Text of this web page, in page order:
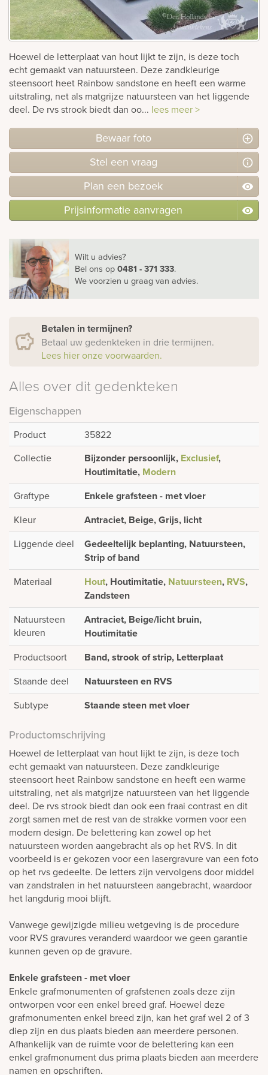
Bekijk
ook:
Hoewel de letterplaat van hout lijkt te zijn, is deze toch
echt gemaakt van natuursteen. Deze zandkleurige
steensoort heet Rainbow sandstone en heeft een warme
uitstraling, net als matgrijze natuursteen van het liggende
deel. De rvs strook biedt dan oo... lees meer >
Bewaar foto
Stel een vraag
Plan een bezoek
Prijsinformatie aanvragen
Wilt u advies?
Bel ons op0481 - 371 333.
We voorzien u graag van advies.
Betalen in termijnen?
Betaal uw gedenkteken in drie termijnen.
Lees hier onze voorwaarden.
Alles over dit gedenkteken
Eigenschappen
Product
35822
Collectie
Bijzonder persoonlijk, Exclusief,
Houtimitatie, Modern
Graftype Enkele grafsteen - met vloer
Kleur Antraciet, Beige, Grijs, licht
Liggende deel
Gedeeltelijk beplanting, Natuursteen,
Strip of band
Materiaal Hout, Houtimitatie, Natuursteen, RVS,
Zandsteen
Natuursteen
kleuren
Antraciet, Beige/licht bruin,
Houtimitatie
Productsoort Band, strook of strip, Letterplaat
Staande deel Natuursteen en RVS
Subtype Staande steen met vloer
Productomschrijving
Hoewel de letterplaat van hout lijkt te zijn, is deze toch
echt gemaakt van natuursteen. Deze zandkleurige
steensoort heet Rainbow sandstone en heeft een warme
uitstraling, net als matgrijze natuursteen van het liggende
deel. De rvs strook biedt dan ook een fraai contrast en dit
zorgt samen met de rest van de strakke vormen voor een
modern design. De belettering kan zowel op het
natuursteen worden aangebracht als op het RVS. In dit
voorbeeld is er gekozen voor een lasergravure van een foto
op het rvs gedeelte. De letters zijn vervolgens door middel
van zandstralen in het natuursteen aangebracht, waardoor
het langdurig mooi blijft.
Vanwege gewijzigde milieu wetgeving is de procedure
voor RVS gravures veranderd waardoor we geen garantie
kunnen geven op de gravure.
Enkele grafsteen - met vloer
Enkele grafmonumenten of grafstenen zoals deze zijn
ontworpen voor een enkel breed graf. Hoewel deze
grafmonumenten enkel breed zijn, kan het graf wel 2 of 3
diep zijn en dus plaats bieden aan meerdere personen.
Afhankelijk van de ruimte voor de belettering kan een
enkel grafmonument dus prima plaats bieden aan meerdere
namen en opschriften.